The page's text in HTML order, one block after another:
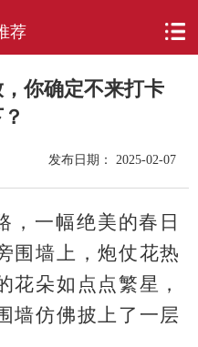
荐
你确定不来打卡
发布日期： 2025-02-07
，一幅绝美的春日
围墙上，炮仗花热
花朵如点点繁星，
墙仿佛披上了一层